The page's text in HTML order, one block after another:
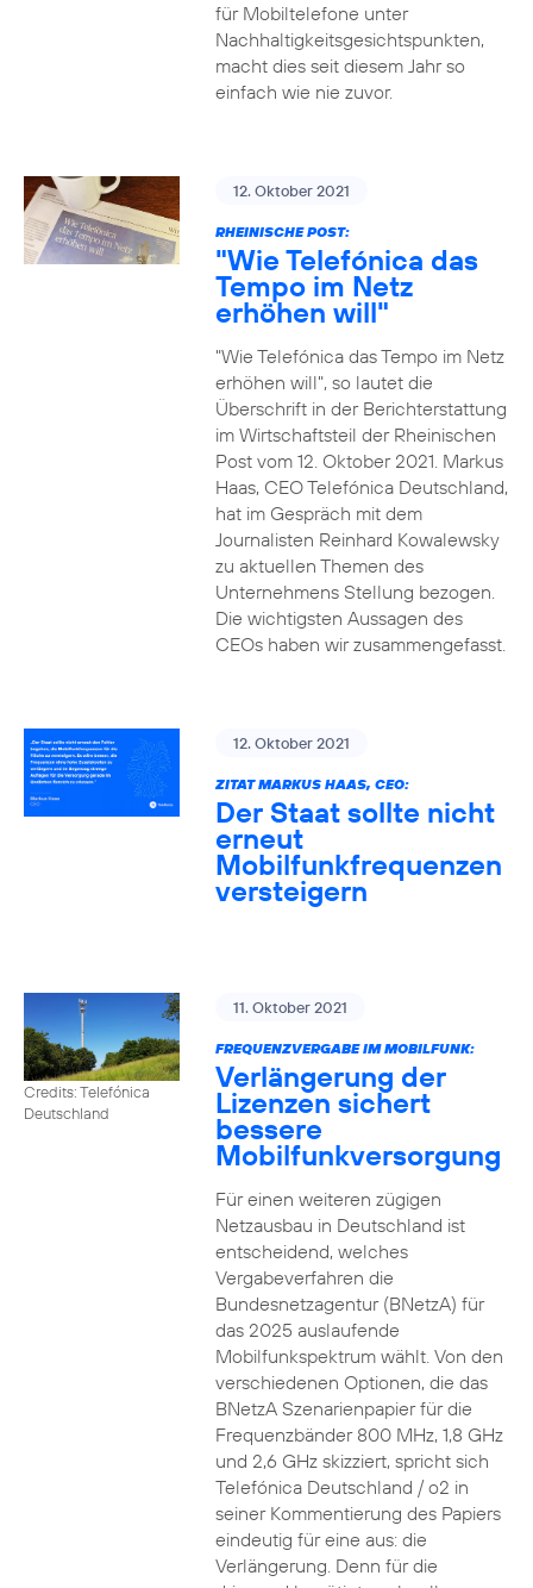
für Mobiltelefone unter
Nachhaltigkeitsgesichtspunkten,
macht dies seit diesem Jahr so
einfach wie nie zuvor.
12. Oktober 2021
RHEINISCHE POST:
"Wie Telefónica das
Tempo im Netz
erhöhen will"
"Wie Telefónica das Tempo im Netz
erhöhen will", so lautet die
Überschrift in der Berichterstattung
im Wirtschaftsteil der Rheinischen
Post vom 12. Oktober 2021. Markus
Haas, CEO Telefónica Deutschland,
hat im Gespräch mit dem
Journalisten Reinhard Kowalewsky
zu aktuellen Themen des
Unternehmens Stellung bezogen.
Die wichtigsten Aussagen des
CEOs haben wir zusammengefasst.
12. Oktober 2021
ZITAT MARKUS HAAS, CEO:
Der Staat sollte nicht
erneut
Mobilfunkfrequenzen
versteigern
Credits: Telefónica
Deutschland
11. Oktober 2021
FREQUENZVERGABE IM MOBILFUNK:
Verlängerung der
Lizenzen sichert
bessere
Mobilfunkversorgung
Für einen weiteren zügigen
Netzausbau in Deutschland ist
entscheidend, welches
Vergabeverfahren die
Bundesnetzagentur (BNetzA) für
das 2025 auslaufende
Mobilfunkspektrum wählt. Von den
verschiedenen Optionen, die das
BNetzA Szenarienpapier für die
Frequenzbänder 800 MHz, 1,8 GHz
und 2,6 GHz skizziert, spricht sich
Telefónica Deutschland / o2 in
seiner Kommentierung des Papiers
eindeutig für eine aus: die
Verlängerung. Denn für die